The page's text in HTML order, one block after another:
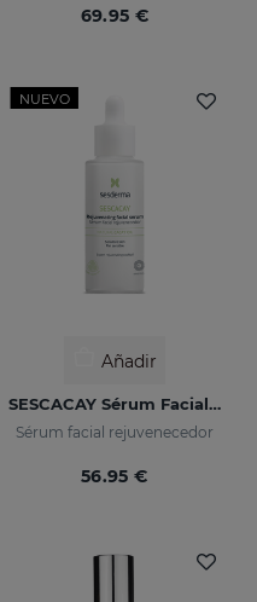
69.95 €
NUEVO
Añadir
SESCACAY Sérum Facial Rejuvenecedor
Sérum facial rejuvenecedor
56.95 €